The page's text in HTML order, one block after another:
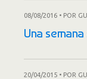
08/08/2016 • POR
Una
20/04/2015 • POR